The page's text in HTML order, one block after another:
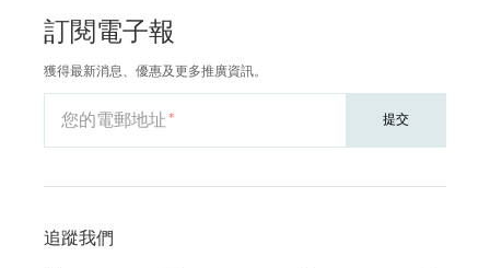
訂閱電子報
獲得最新消息、優惠及更多推廣資訊。
您的電郵地址 提交
追蹤我們